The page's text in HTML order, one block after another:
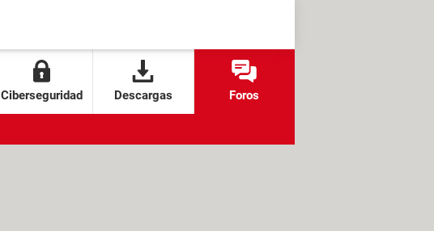
Ciberseguridad Descargas Foros